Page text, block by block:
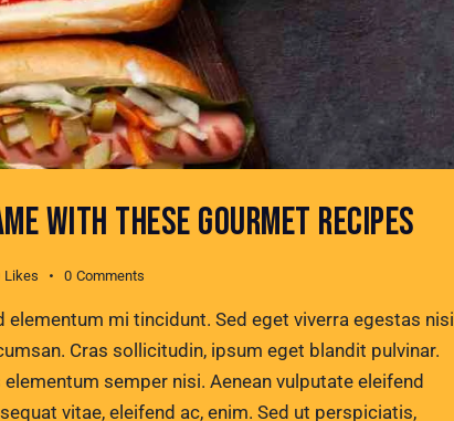
WITH THESE GOURMET RECIPES
Likes 0 Comments
elementum mi tincidunt. Sed eget viverra egestas nisi
Cras sollicitudin, ipsum eget blandit pulvinar.
semper nisi. Aenean vulputate eleifend
vitae, eleifend ac, enim. Sed ut perspiciatis,